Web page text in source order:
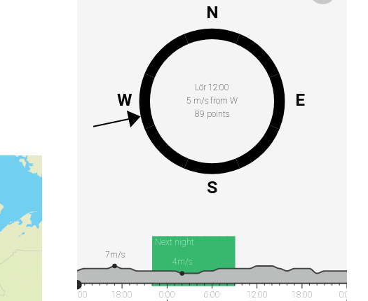
Lör 12:00
5 m/s from W
89 points
N
E
S
W
Next night
12:00
18:00 0:00 6:00
12:00
18:00 0:00
7m/s
4m/s